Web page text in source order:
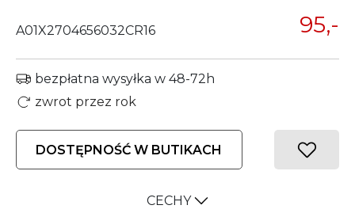
A01X2704656032CR16 95,-
bezpłatna wysyłka w 48-72h
zwrot przez rok
DOSTĘPNOŚĆ W BUTIKACH
CECHY